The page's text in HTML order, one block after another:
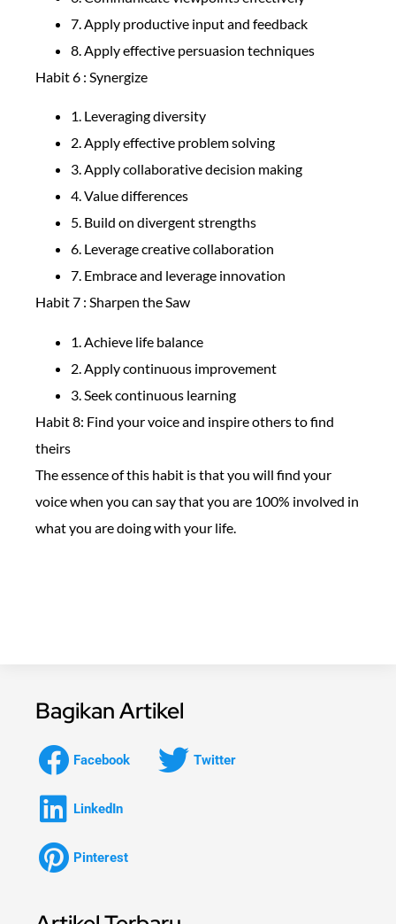
7. Apply productive input and feedback
8. Apply effective persuasion techniques
Habit 6 : Synergize
1. Leveraging diversity
2. Apply effective problem solving
3. Apply collaborative decision making
4. Value differences
5. Build on divergent strengths
6. Leverage creative collaboration
7. Embrace and leverage innovation
Habit 7 : Sharpen the Saw
1. Achieve life balance
2. Apply continuous improvement
3. Seek continuous learning
Habit 8: Find your voice and inspire others to find
theirs
The essence of this habit is that you will find your
voice when you can say that you are 100% involved in
what you are doing with your life.
Bagikan Artikel
Facebook Twitter
LinkedIn
Pinterest